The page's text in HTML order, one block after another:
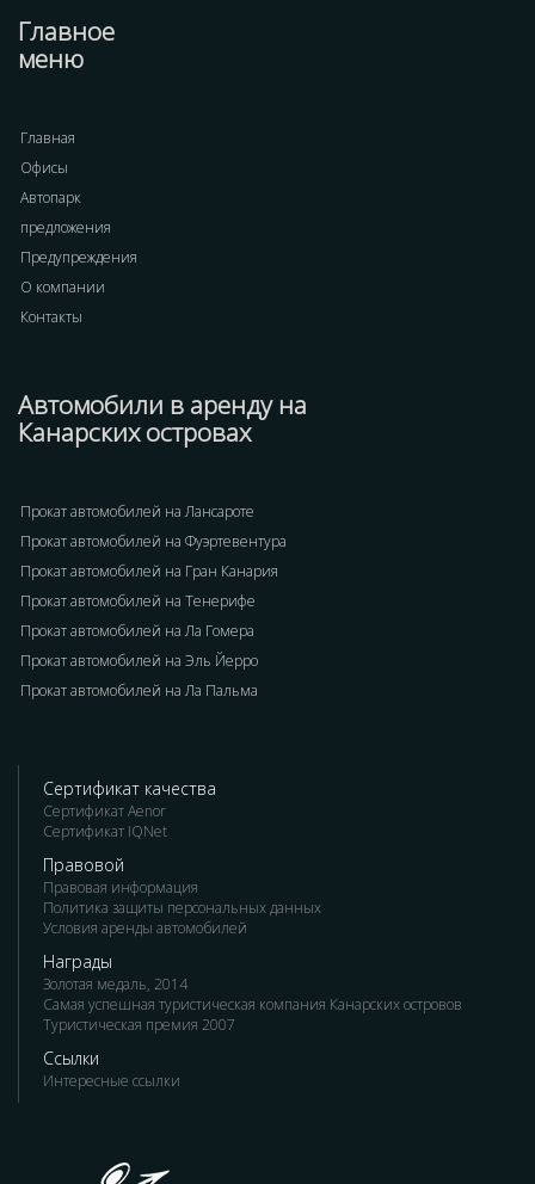
Главное
меню
Главная
Офисы
Автопарк
предложения
Предупреждения
О компании
Контакты
Автомобили в аренду на
Канарских островах
Прокат автомобилей на Лансароте
Прокат автомобилей на Фуэртевентура
Прокат автомобилей на Гран Канария
Прокат автомобилей на Тенерифе
Прокат автомобилей на Ла Гомера
Прокат автомобилей на Эль Йерро
Прокат автомобилей на Ла Пальма
Сертификат качества
Сертификат Aenor
Сертификат IQNet
Правовой
Правовая информация
Политика защиты персональных данных
Условия аренды автомобилей
Награды
Золотая медаль, 2014
Самая успешная туристическая компания Канарских островов
Туристическая премия 2007
Ссылки
Интересные ссылки